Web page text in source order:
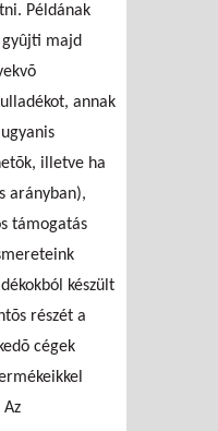
Példának
majd
annak
illetve ha
arányban),
támogatás
készült
részét a
cégek